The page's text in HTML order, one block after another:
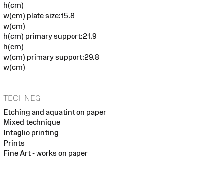
h(cm)
w(cm) plate size:15.8
w(cm)
h(cm) primary support:21.9
h(cm)
w(cm) primary support:29.8
w(cm)
TECHNEG
Etching and aquatint on paper
Mixed technique
Intaglio printing
Prints
Fine Art - works on paper